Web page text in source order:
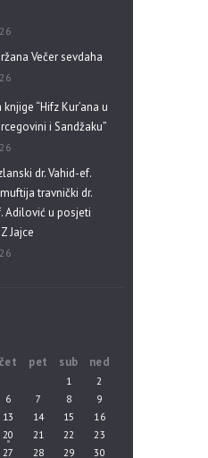
Večer sevdaha
“Hifz Kur’ana u
i Sandžaku”
dr. Vahid-ef.
travnički dr.
Adilović u posjeti
Jajce
čet pet sub ned
1
2
6 7 8
9
13 14 15
16
20 21 22
23
27 28 29 30